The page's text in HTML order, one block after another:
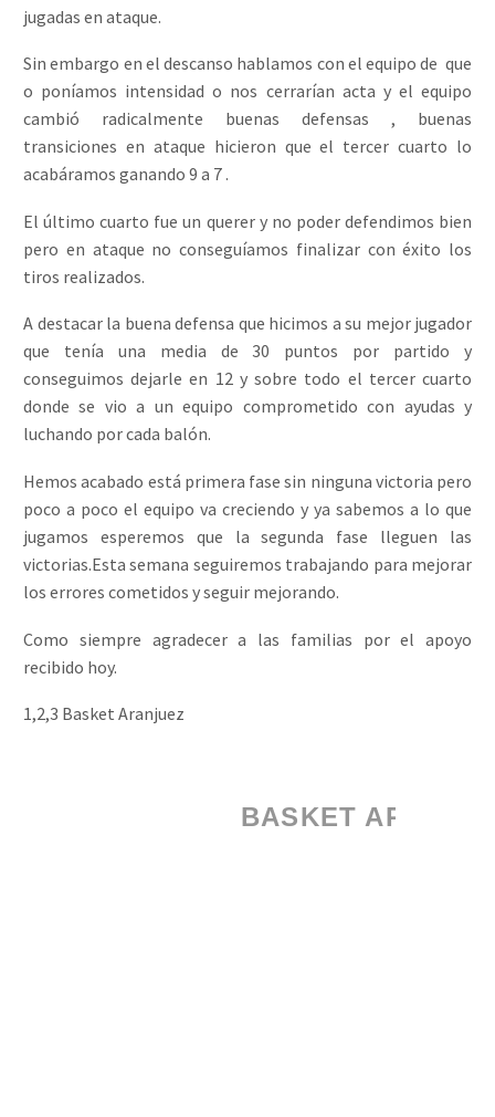
jugadas en ataque.
Sin embargo en el descanso hablamos con el equipo de que
o poníamos intensidad o nos cerrarían acta y el equipo
cambió radicalmente buenas defensas , buenas
transiciones en ataque hicieron que el tercer cuarto lo
acabáramos ganando 9 a 7 .
El último cuarto fue un querer y no poder defendimos bien
pero en ataque no conseguíamos finalizar con éxito los
tiros realizados.
A destacar la buena defensa que hicimos a su mejor jugador
que tenía una media de 30 puntos por partido y
conseguimos dejarle en 12 y sobre todo el tercer cuarto
donde se vio a un equipo comprometido con ayudas y
luchando por cada balón.
Hemos acabado está primera fase sin ninguna victoria pero
poco a poco el equipo va creciendo y ya sabemos a lo que
jugamos esperemos que la segunda fase lleguen las
victorias.Esta semana seguiremos trabajando para mejorar
los errores cometidos y seguir mejorando.
Como siempre agradecer a las familias por el apoyo
recibido hoy.
1,2,3 Basket Aranjuez
¡¡¡ 1, 2, 3...